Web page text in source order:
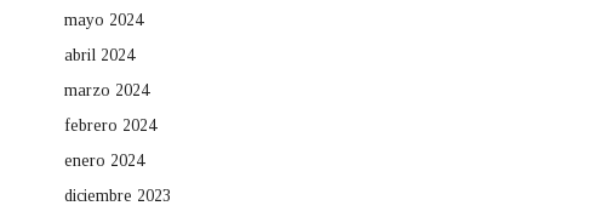
mayo 2024
abril 2024
marzo 2024
febrero 2024
enero 2024
diciembre 2023